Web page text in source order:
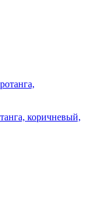
коричневый,